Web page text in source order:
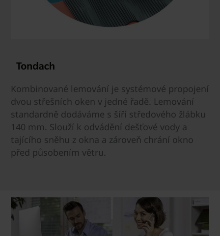
Kombinované lemování je systémové propojení
dvou střešních oken v jedné řadě. Lemování
standardně dodáváme s šíří středového žlábku
140 mm. Slouží k odvádění dešťové vody a
tajícího sněhu z okna a zároveň chrání okno
před působením větru.